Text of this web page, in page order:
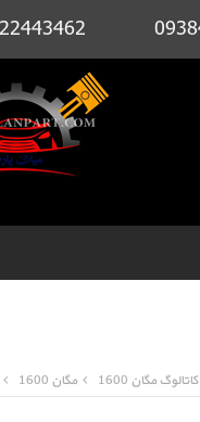
مگان 1600 کاتالوگ مگان 1600